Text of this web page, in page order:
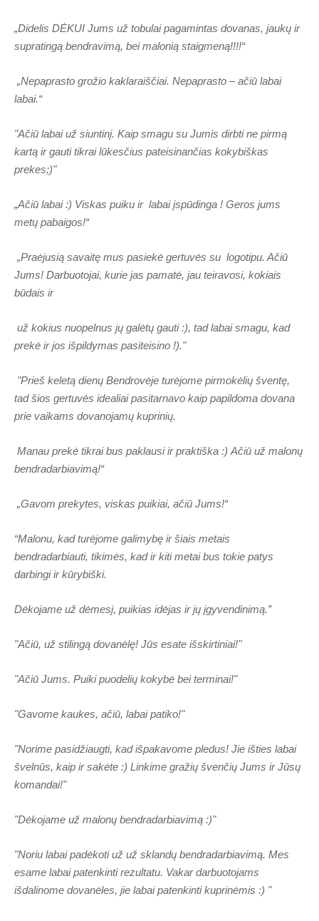
„Didelis DĖKUI Jums už tobulai pagamintas dovanas, jaukų ir
supratingą bendravimą, bei malonią staigmеną!!!!“
„Nepaprasto grožio kaklaraiščiai. Nepaprasto – ačiū labai
labai.“
"Ačiū labai už siuntinį. Kaip smagu su Jumis dirbti ne pirmą
kartą ir gauti tikrai lūkesčius pateisinančias kokybiškas
prekes;)"
„Ačiū labai :) Viskas puiku ir labai įspūdinga ! Geros jums
metų pabaigos!“
„Praėjusią savaitę mus pasiekė gertuvės su logotipu. Ačiū
Jums! Darbuotojai, kurie jas pamatė, jau teiravosi, kokiais
būdais ir
už kokius nuopelnus jų galėtų gauti :), tad labai smagu, kad
prekė ir jos išpildymas pasiteisino !)."
"Prieš keletą dienų Bendrovėje turėjome pirmokėlių šventę,
tad šios gertuvės idealiai pasitarnavo kaip papildoma dovana
prie vaikams dovanojamų kuprinių.
Manau prekė tikrai bus paklausi ir praktiška :) Ačiū už malonų
bendradarbiavimą!“
„Gavom prekytes, viskas puikiai, ačiū Jums!“
“Malonu, kad turėjome galimybę ir šiais metais
bendradarbiauti, tikimės, kad ir kiti metai bus tokie patys
darbingi ir kūrybiški.
Dėkojame už dėmesį, puikias idėjas ir jų įgyvendinimą.”
"Ačiū, už stilingą dovanėlę! Jūs esate išskirtiniai!"
"Ačiū Jums. Puiki puodelių kokybė bei terminai!"
"Gavome kaukes, ačiū, labai patiko!"
"Norime pasidžiaugti, kad išpakavome pledus! Jie išties labai
švelnūs, kaip ir sakėte :) Linkime gražių švenčių Jums ir Jūsų
komandai!"
"Dėkojame už malonų bendradarbiavimą :)"
"Noriu labai padėkoti už už sklandų bendradarbiavimą. Mes
esame labai patenkinti rezultatu. Vakar darbuotojams
išdalinome dovanėles, jie labai patenkinti kuprinėmis :) "